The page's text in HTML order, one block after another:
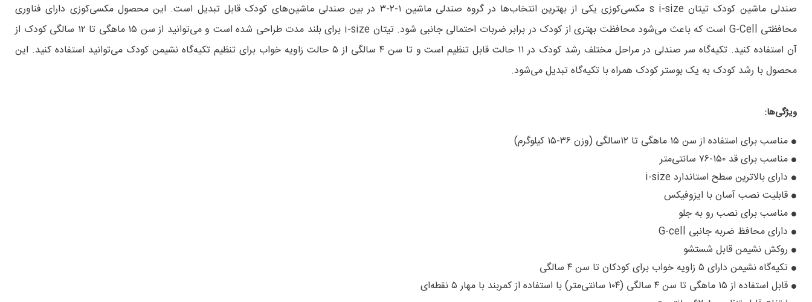
صندلی ماشین کودک تیتان s i-size مکسی‌کوزی یکی از بهترین انتخاب‌ها در گروه صندلی ماشین ۱-۲-۳ در بین صندلی ماشین‌های کودک قابل تبدیل است. این محصول مکسی‌کوزی دارای فناوری
محافظتی G-Cell است که باعث می‌شود محافظت بهتری از کودک در برابر ضربات احتمالی جانبی شود. تیتان i-size برای بلند مدت طراحی شده است و می‌توانید از سن ۱۵ ماهگی تا ۱۲ سالگی کودک از
آن استفاده کنید. تکیه‌گاه سر صندلی در مراحل مختلف رشد کودک در ۱۱ حالت قابل تنظیم است و تا سن ۴ سالگی از ۵ حالت زاویه ‌خواب برای تنظیم تکیه‌گاه نشیمن کودک می‌توانید استفاده کنید. این
محصول با رشد کودک به یک بوستر کودک همراه با تکیه‌گاه تبدیل می‌شود.
ویژگی‌ها:
مناسب برای استفاده از سن ۱۵ ماهگی تا ۱۲سالگی (وزن ۳۶-۱۵ کیلوگرم)
مناسب برای قد ۱۵۰-۷۶ سانتی‌متر
دارای بالاترین سطح استاندارد i-size
قابلیت نصب آسان با ایزوفیکس
مناسب برای نصب رو به جلو
دارای محافظ ضربه جانبی G-cell
روکش نشیمن قابل شستشو
تکیه‌گاه نشیمن دارای ۵ زاویه خواب برای کودکان تا سن ۴ سالگی
قابل استفاده از ۱۵ ماهگی تا سن ۴ سالگی (۱۰۴ سانتی‌متر) با استفاده از کمربند با مهار ۵ نقطه‌ای